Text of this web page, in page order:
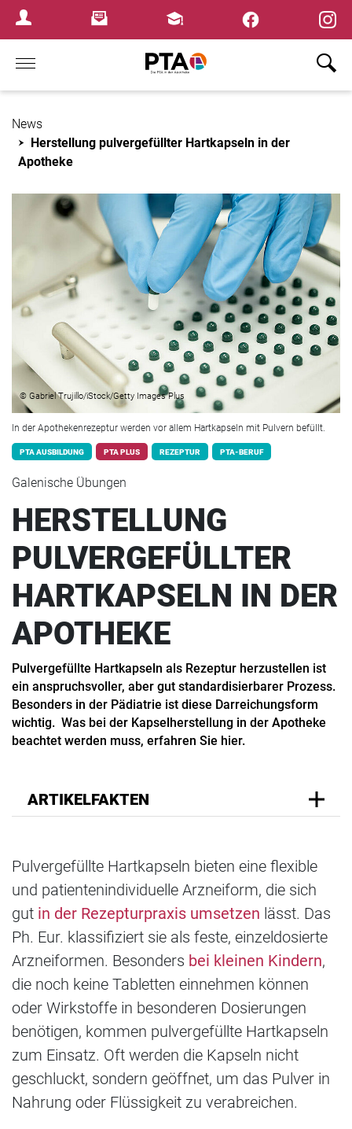
Login MenuNewsletterFortbildungen
Home
News
Herstellung pulvergefüllter Hartkapseln in der
Apotheke
© Gabriel Trujillo/iStock/Getty Images Plus
In der Apothekenrezeptur werden vor allem Hartkapseln mit Pulvern befüllt.
PTA AUSBILDUNG PTA PLUS REZEPTUR PTA-BERUF
Galenische Übungen
HERSTELLUNG
PULVERGEFÜLLTER
HARTKAPSELN IN DER
APOTHEKE
Pulvergefüllte Hartkapseln als Rezeptur herzustellen ist
ein anspruchsvoller, aber gut standardisierbarer Prozess.
Besonders in der Pädiatrie ist diese Darreichungsform
wichtig. Was bei der Kapselherstellung in der Apotheke
beachtet werden muss, erfahren Sie hier.
ARTIKELFAKTEN
Pulvergefüllte Hartkapseln bieten eine flexible
und patientenindividuelle Arzneiform, die sich
gut in der Rezepturpraxis umsetzen lässt. Das
Ph. Eur. klassifiziert sie als feste, einzeldosierte
Arzneiformen. Besonders bei kleinen Kindern,
die noch keine Tabletten einnehmen können
oder Wirkstoffe in besonderen Dosierungen
benötigen, kommen pulvergefüllte Hartkapseln
zum Einsatz. Oft werden die Kapseln nicht
geschluckt, sondern geöffnet, um das Pulver in
Nahrung oder Flüssigkeit zu verabreichen.
×